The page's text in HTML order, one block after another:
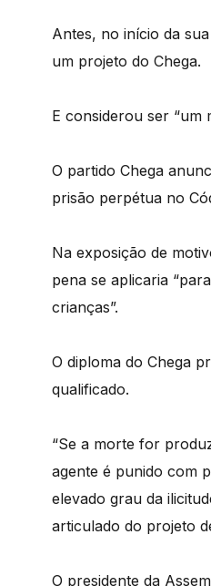
Antes, no início da
um projeto do Chega.
E considerou ser “um
O partido Chega
prisão perpétua no
Na exposição de
pena se aplicaria
crianças”.
O diploma do Chega
qualificado.
“Se a morte for
agente é punido com
elevado grau da
articulado do projeto
O presidente da